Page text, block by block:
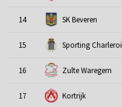
14 SK Beveren
15 Sporting Charleroi
16 Zulte Waregem
17 Kortrijk